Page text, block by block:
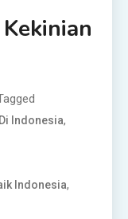
Indonesia,
Indonesia,